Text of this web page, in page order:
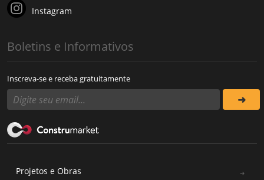
Instagram
Boletins e Informativos
Inscreva-se e receba gratuitamente
Projetos e Obras